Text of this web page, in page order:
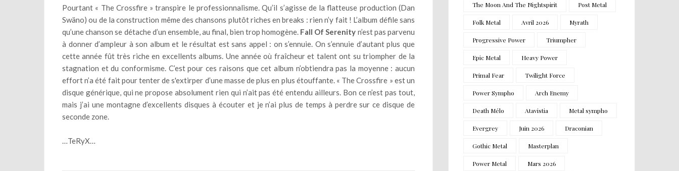
Pourtant « The Crossfire » transpire le professionnalisme. Qu’il s’agisse de la flatteuse production (Dan
Swäno) ou de la construction même des chansons plutôt riches en breaks : rien n’y fait ! L’album défile sans
qu’une chanson se détache d’un ensemble, au final, bien trop homogène. Fall Of Serenity n’est pas parvenu
à donner d’ampleur à son album et le résultat est sans appel : on s’ennuie. On s’ennuie d’autant plus que
cette année fût très riche en excellents albums. Une année où fraîcheur et talent ont su triompher de la
stagnation et du conformisme. C’est pour ces raisons que cet album n’obtiendra pas la moyenne : aucun
effort n’a été fait pour tenter de s'extirper d’une masse de plus en plus étouffante. « The Crossfire » est un
disque générique, qui ne propose absolument rien qui n’ait pas été entendu ailleurs. Bon ce n’est pas tout,
mais j’ai une montagne d’excellents disques à écouter et je n’ai plus de temps à perdre sur ce disque de
seconde zone.
…TeRyX…
The Moon And The Nightspirit Post Metal
Folk Metal Avril 2026 Myrath
Progressive Power Triumpher
Epic Metal Heavy Power
Primal Fear Twilight Force
Power Sympho Arch Enemy
Death Mélo Atavistia Metal sympho
Evergrey Juin 2026 Draconian
Gothic Metal Masterplan
Power Metal Mars 2026